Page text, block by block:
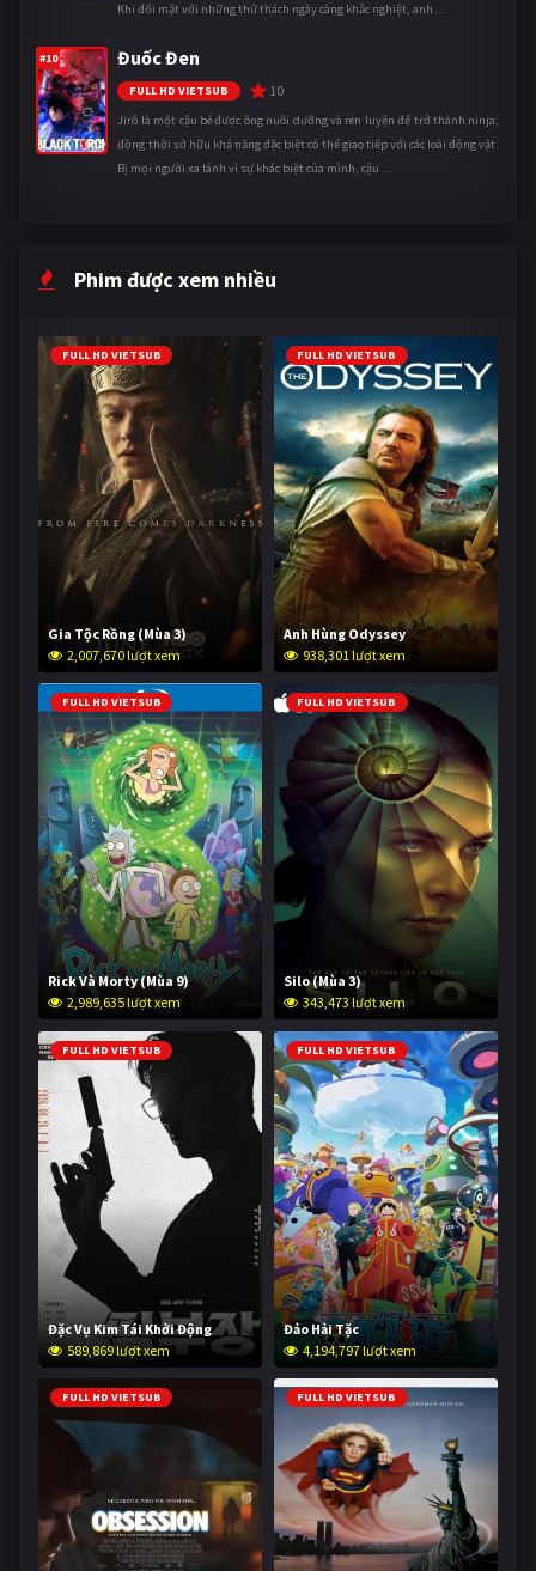
Khi đối mặt với những thử thách ngày càng khắc nghiệt, anh ...
#10 Đuốc Đen
FULL HD VIETSUB 10
Jirô là một cậu bé được ông nuôi dưỡng và rèn luyện để trở thành ninja,
đồng thời sở hữu khả năng đặc biệt có thể giao tiếp với các loài động vật.
Bị mọi người xa lánh vì sự khác biệt của mình, cậu ...
Phim được xem nhiều
FULL HD VIETSUB
Gia Tộc Rồng (Mùa 3)
2,007,670 lượt xem
FULL HD VIETSUB
Anh Hùng Odyssey
938,301 lượt xem
FULL HD VIETSUB
Rick Và Morty (Mùa 9)
2,989,635 lượt xem
FULL HD VIETSUB
Silo (Mùa 3)
343,473 lượt xem
FULL HD VIETSUB
Đặc Vụ Kim Tái Khởi Động
589,869 lượt xem
FULL HD VIETSUB
Đảo Hải Tặc
4,194,797 lượt xem
FULL HD VIETSUB FULL HD VIETSUB